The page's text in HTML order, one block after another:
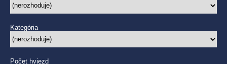
Kategória
Počet hviezd